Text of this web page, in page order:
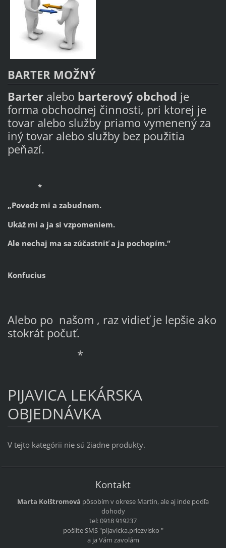
BARTER MOŽNÝ
Barteralebo barterový obchod je
forma obchodnej činnosti, pri ktorej je
tovar alebo služby priamo vymenený za
iný tovar alebo služby bez použitia
peňazí.
*
„Povedz mi a zabudnem.
Ukáž mi a ja si vzpomeniem.
Ale nechaj ma sa zúčastniť a ja pochopím.“
Konfucius
Alebo po našom , raz vidieť je lepšie ako
stokrát počuť.
*
PIJAVICA LEKÁRSKA
OBJEDNÁVKA
V tejto kategórii nie sú žiadne produkty.
Kontakt
Marta Kolštromová pôsobím v okrese Martin, ale aj inde podľa
dohody
tel: 0918 919237
pošlite SMS "pijavicka.priezvisko "
a ja Vám zavolám